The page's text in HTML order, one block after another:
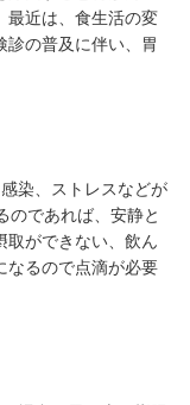
最近は、食生活の変
診の普及に伴い、胃
染、ストレスなどが
のであれば、安静と
取ができない、飲ん
なるので点滴が必要